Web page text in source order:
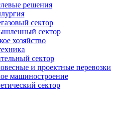
решения
сектор
сектор
хозяйство
сектор
и проектные перевозки
машиностроение
сектор